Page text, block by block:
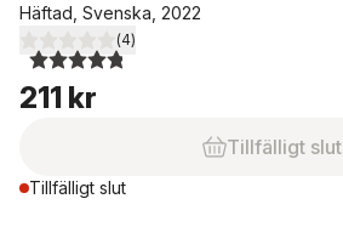
Häftad, Svenska, 2022
4,8utav 5 stjärnor. Totalt antal röster:
(4)
211 kr
Tillfälligt slut
Tillfälligt slut